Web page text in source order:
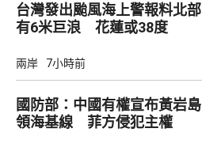
台灣發出颱風海上警報料北部
有6米巨浪 花蓮或38度
兩岸 7小時前
國防部：中國有權宣布黃岩島
領海基線 菲方侵犯主權